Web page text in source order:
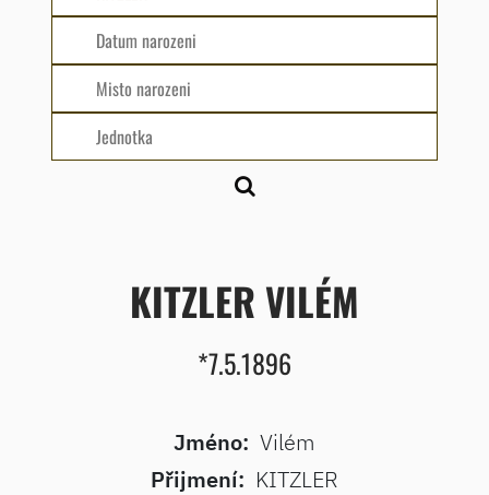
KITZLER VILÉM
*7.5.1896
Jméno: Vilém
Přijmení: KITZLER